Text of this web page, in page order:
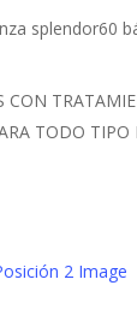
splendor60
CON
TODO TIPO